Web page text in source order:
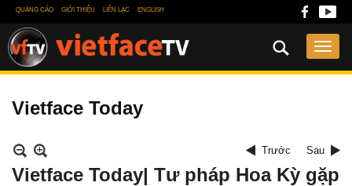
QUẢNG CÁO GIỚI THIỆU LIÊN LẠC ENGLISH
Vietface Today
Trước Sau
Vietface Today| Tư pháp Hoa Kỳ gặp